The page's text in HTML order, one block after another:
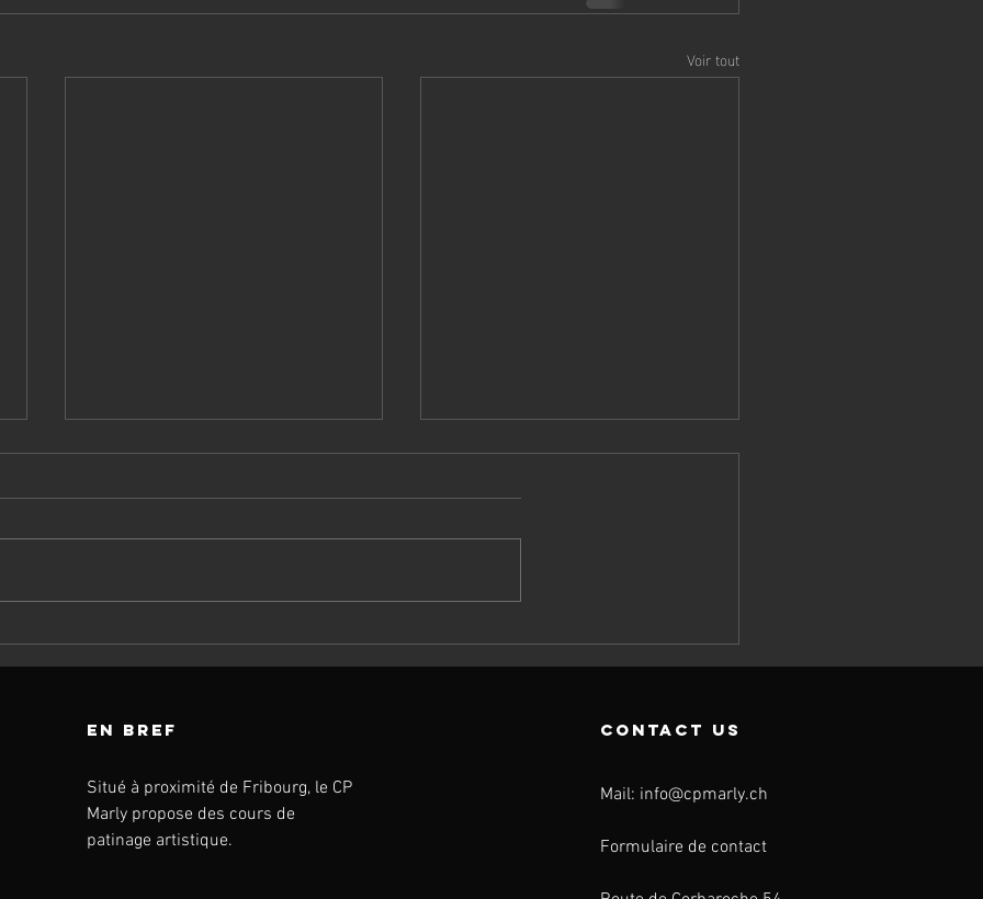
Voir tout
Camp de
patinage: ETE
CHAMPIONNE
ROMANDE POUR
en bref
Situé à proximité de Fribourg, le CP
Marly propose des cours de
patinage artistique.
contact us
Mail: info@cpmarly.ch
Formulaire de contact